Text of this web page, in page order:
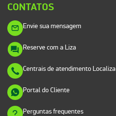
CONTATOS
Envie sua mensagem
Reserve com a Liza
Centrais de atendimento Localiza
Portal do Cliente
Perguntas frequentes